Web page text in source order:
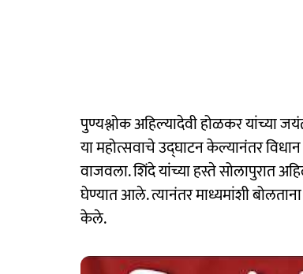
पुण्यश्लोक अहिल्यादेवी होळकर यांच्या
या महोत्सवाचे उद्‌घाटन केल्यानंतर
वाजवला. शिंदे यांच्या हस्ते सोलापुरात
घेण्यात आले. त्यानंतर माध्यमांशी बोलताना
केले.